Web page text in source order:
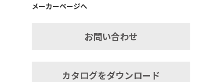
メーカーページへ
お問い合わせ
カタログをダウンロード